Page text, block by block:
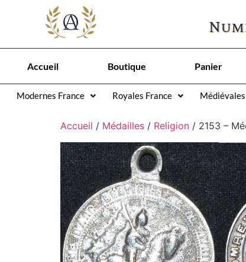
Accueil Boutique Panier
Modernes France Royales France Médiévales
Accueil / Médailles / Religion / 2153 –